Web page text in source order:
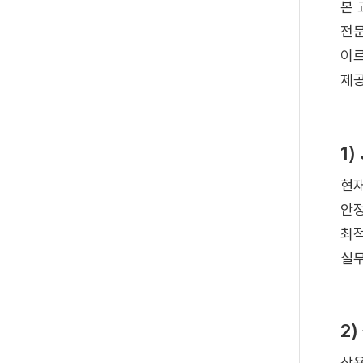
본
전
이
제
1)
현
안
최
실
2)